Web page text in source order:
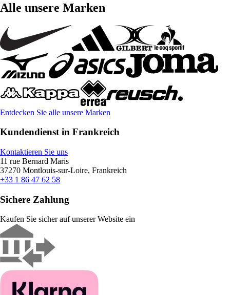
Alle unsere Marken
Entdecken Sie alle unsere Marken
Kundendienst in Frankreich
Kontaktieren Sie uns
11 rue Bernard Maris
37270 Montlouis-sur-Loire, Frankreich
+33 1 86 47 62 58
Sichere Zahlung
Kaufen Sie sicher auf unserer Website ein